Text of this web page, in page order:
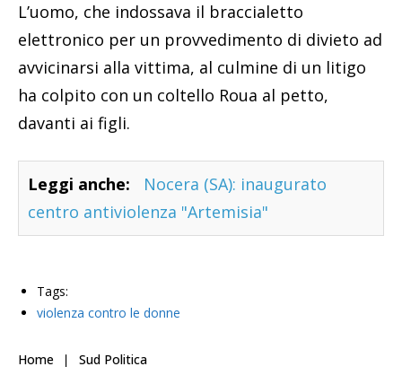
L’uomo, che indossava il braccialetto
elettronico per un provvedimento di divieto ad
avvicinarsi alla vittima, al culmine di un litigo
ha colpito con un coltello Roua al petto,
davanti ai figli.
Leggi anche:
Nocera (SA): inaugurato
centro antiviolenza "Artemisia"
Tags:
violenza contro le donne
Home Sud Politica